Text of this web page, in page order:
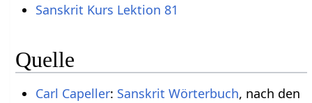
Sanskrit Kurs Lektion 81
Quelle
Carl Capeller: Sanskrit Wörterbuch, nach den